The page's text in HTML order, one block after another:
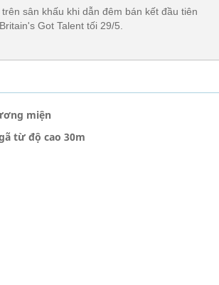
sân khấu khi dẫn đêm bán kết đầu tiên
Got Talent tối 29/5.
miện
từ độ cao 30m